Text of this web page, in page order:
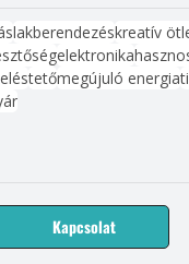
lakberendezéskreatív
elektronika
tetőmegújuló energia
Kapcsolat